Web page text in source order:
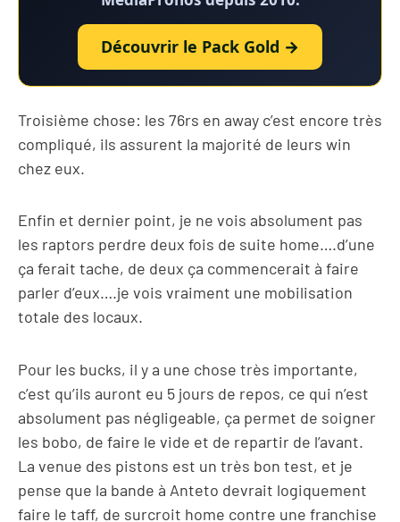
Découvrir le Pack Gold →
Troisième chose: les 76rs en away c’est encore très
compliqué, ils assurent la majorité de leurs win
chez eux.
Enfin et dernier point, je ne vois absolument pas
les raptors perdre deux fois de suite home….d’une
ça ferait tache, de deux ça commencerait à faire
parler d’eux….je vois vraiment une mobilisation
totale des locaux.
Pour les bucks, il y a une chose très importante,
c’est qu’ils auront eu 5 jours de repos, ce qui n’est
absolument pas négligeable, ça permet de soigner
les bobo, de faire le vide et de repartir de l’avant.
La venue des pistons est un très bon test, et je
pense que la bande à Anteto devrait logiquement
faire le taff, de surcroit home contre une franchise